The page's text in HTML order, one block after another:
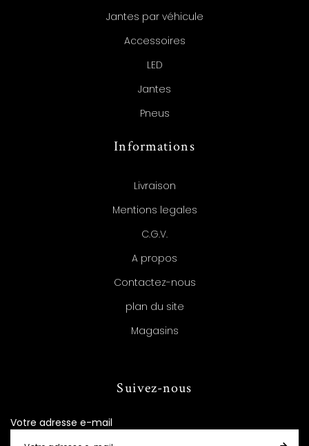
Jantes par véhicule
Accessoires
LED
Jantes
Pneus
Informations
Livraison
Mentions legales
C.G.V.
A propos
Contactez-nous
plan du site
Magasins
Suivez-nous
Votre adresse e-mail